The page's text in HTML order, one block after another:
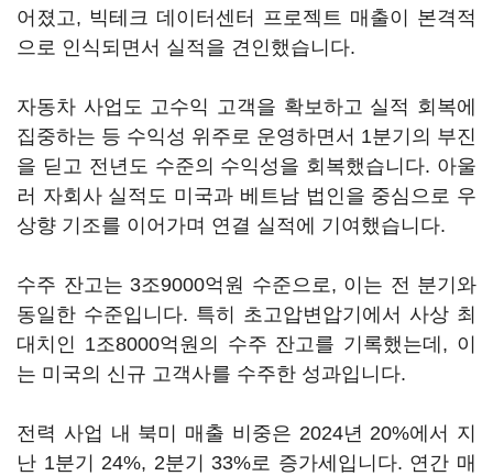
어졌고, 빅테크 데이터센터 프로젝트 매출이 본격적
으로 인식되면서 실적을 견인했습니다.
자동차 사업도 고수익 고객을 확보하고 실적 회복에
집중하는 등 수익성 위주로 운영하면서 1분기의 부진
을 딛고 전년도 수준의 수익성을 회복했습니다. 아울
러 자회사 실적도 미국과 베트남 법인을 중심으로 우
상향 기조를 이어가며 연결 실적에 기여했습니다.
수주 잔고는 3조9000억원 수준으로, 이는 전 분기와
동일한 수준입니다. 특히 초고압변압기에서 사상 최
대치인 1조8000억원의 수주 잔고를 기록했는데, 이
는 미국의 신규 고객사를 수주한 성과입니다.
전력 사업 내 북미 매출 비중은 2024년 20%에서 지
난 1분기 24%, 2분기 33%로 증가세입니다. 연간 매